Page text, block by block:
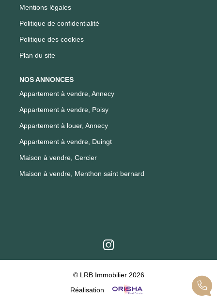
Mentions légales
Politique de confidentialité
Politique des cookies
Plan du site
NOS ANNONCES
Appartement à vendre, Annecy
Appartement à vendre, Poisy
Appartement à louer, Annecy
Appartement à vendre, Duingt
Maison à vendre, Cercier
Maison à vendre, Menthon saint bernard
© LRB Immobilier 2026
Réalisation